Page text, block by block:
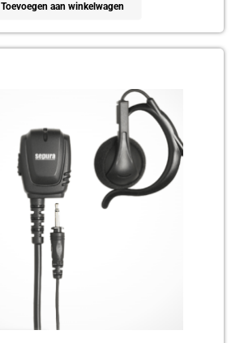
Toevoegen aan winkelwagen